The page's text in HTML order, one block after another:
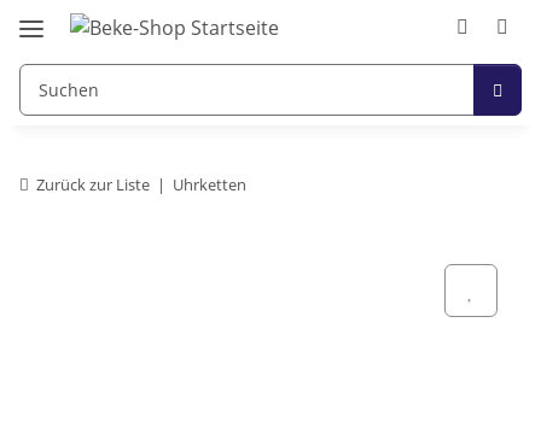
Zurück zur Liste Uhrketten